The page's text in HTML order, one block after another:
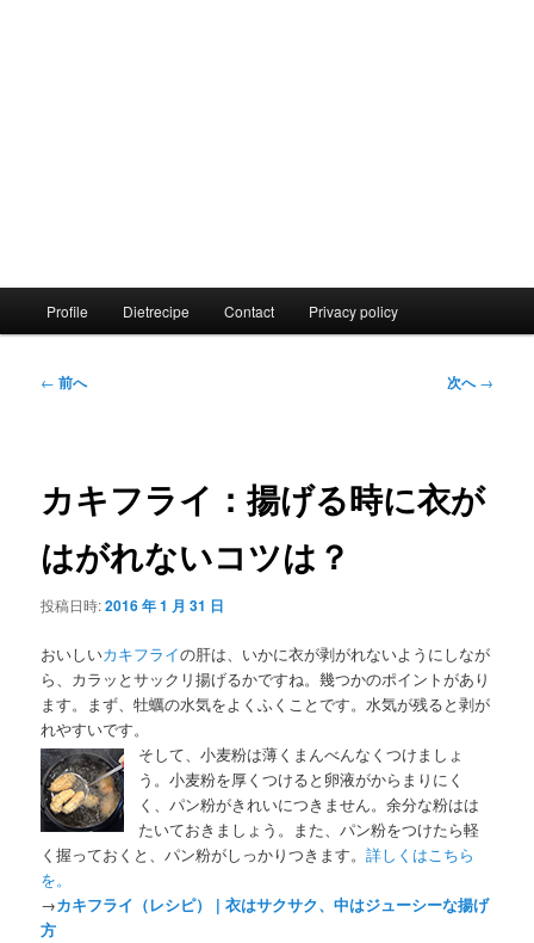
Profile Dietrecipe Contact Privacy policy
投
ー
ョ
ン
← 前へ 次へ→
カキフライ：揚げる時に衣が
はがれないコツは？
投稿日時:2016 年 1 月 31 日
おいしいカキフライの肝は、いかに衣が剥がれないようにしなが
ら、カラッとサックリ揚げるかですね。幾つかのポイントがあり
ます。まず、牡蠣の水気をよくふくことです。水気が残ると剥が
れやすいです。
そして、小麦粉は薄くまんべんなくつけましょ
う。小麦粉を厚くつけると卵液がからまりにく
く、パン粉がきれいにつきません。余分な粉はは
たいておきましょう。また、パン粉をつけたら軽
く握っておくと、パン粉がしっかりつきます。詳しくはこちら
を。
→カキフライ（レシピ） | 衣はサクサク、中はジューシーな揚げ
方